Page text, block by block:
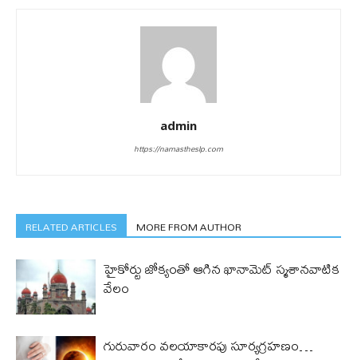
admin
https://namastheslp.com
RELATED ARTICLES MORE FROM AUTHOR
హైకోర్టు జోక్యంతో ఆగిన ఖానామెట్‌ స్మ‌శాన‌వాటిక
వేలం
గురువారం వ‌ల‌యాకార‌పు సూర్య‌గ్ర‌హ‌ణం…